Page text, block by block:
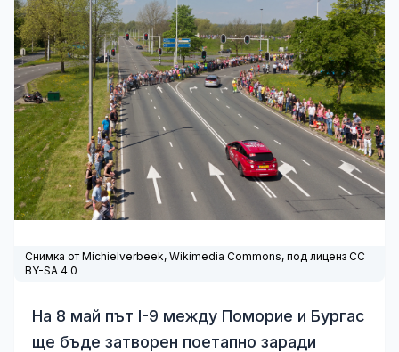
Снимка от Michielverbeek, Wikimedia Commons, под лиценз CC
BY-SA 4.0
На 8 май път I-9 между Поморие и Бургас
ще бъде затворен поетапно заради